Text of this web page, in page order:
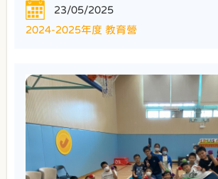
23/05/2025
2024-2025年度 教育營